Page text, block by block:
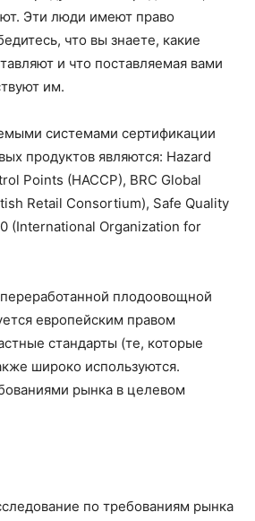
Эти люди имеют право
что вы знаете, какие
и что поставляемая вами
им.
системами сертификации
продуктов являются: Hazard
Points (HACCP), BRC Global
Retail Consortium), Safe Quality
(International Organization for
плодоовощной
европейским правом
стандарты (те, которые
широко используются.
рынка в целевом
по требованиям рынка